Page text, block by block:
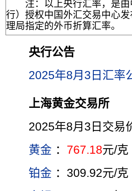
注：以上央行汇率，是
行）授权中国外汇交易中心
理局指定的外币折算汇率。
央行公告
2025年8月3日汇率
上海黄金交易所
2025年8月3日交易
黄金 ： 767.18元/克
铂金 ：309.92元/克